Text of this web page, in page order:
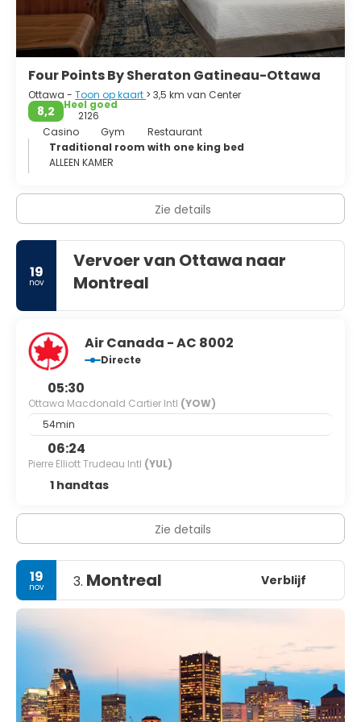
Four Points By Sheraton Gatineau-Ottawa
Ottawa - Toon op kaart > 3,5 km van Center
8,2
Heel goed
2126
Casino
Gym
Restaurant
Traditional room with one king bed
ALLEEN KAMER
Zie details
19
nov
Vervoer van Ottawa naar
Montreal
Air Canada - AC 8002
Directe
05:30
Ottawa Macdonald Cartier Intl (YOW)
54min
06:24
Pierre Elliott Trudeau Intl (YUL)
1 handtas
Zie details
19
nov 3. Montreal Verblijf